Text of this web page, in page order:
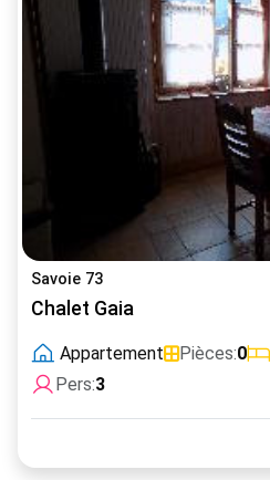
Savoie 73
Chalet Gaia
Appartement Pièces:0
Pers:3